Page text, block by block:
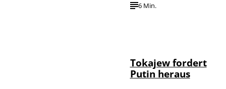
6 Min.
Tokajew fordert
Putin heraus